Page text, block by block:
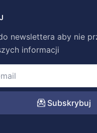
newslettera aby nie
informacji
Subskrybuj